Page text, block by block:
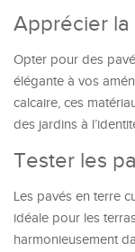
Apprécier
Opter pour des
élégante à vos
calcaire, ces
des jardins à
Tester les
Les pavés en terre
idéale pour les
harmonieusement